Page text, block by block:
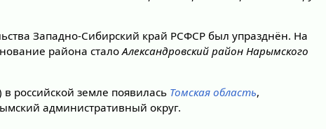
Западно-Сибирский край РСФСР был упразднён. На
района сталоАлександровский район Нарымского
в российской земле появилась Томская область,
административный округ.